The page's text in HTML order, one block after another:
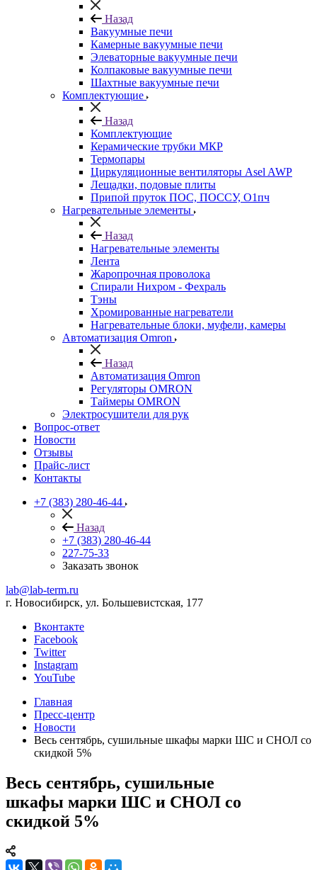
Назад
Вакуумные печи
Камерные вакуумные печи
Элеваторные вакуумные печи
Колпаковые вакуумные печи
Шахтные вакуумные печи
Комплектующие
Назад
Комплектующие
Керамические трубки МКР
Термопары
Циркуляционные вентиляторы Asel AWP
Лещадки, подовые плиты
Припой пруток ПОС, ПОССУ, О1пч
Нагревательные элементы
Назад
Нагревательные элементы
Лента
Жаропрочная проволока
Спирали Нихром - Фехраль
Тэны
Хромированные нагреватели
Нагревательные блоки, муфели, камеры
Автоматизация Omron
Назад
Автоматизация Omron
Регуляторы OMRON
Таймеры OMRON
Электросушители для рук
Вопрос-ответ
Новости
Отзывы
Прайс-лист
Контакты
+7 (383) 280-46-44
Назад
+7 (383) 280-46-44
227-75-33
Заказать звонок
lab@lab-term.ru
г. Новосибирск, ул. Большевистская, 177
Вконтакте
Facebook
Twitter
Instagram
YouTube
Главная
Пресс-центр
Новости
Весь сентябрь, сушильные шкафы марки ШС и СНОЛ со
скидкой 5%
Весь сентябрь, сушильные
шкафы марки ШС и СНОЛ со
скидкой 5%